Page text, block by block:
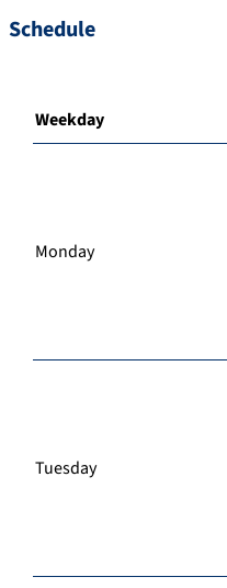
Schedule
Weekday
Monday
Tuesday